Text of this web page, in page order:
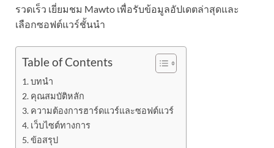
รวดเร็ว เยี่ยมชม Mawto เพื่อรับข้อมูลอัปเดตล่าสุดและ
เลือกซอฟต์แวร์ชั้นนำ
Table of Contents
บทนำ
คุณสมบัติหลัก
ความต้องการฮาร์ดแวร์และซอฟต์แวร์
เว็บไซต์ทางการ
ข้อสรุป